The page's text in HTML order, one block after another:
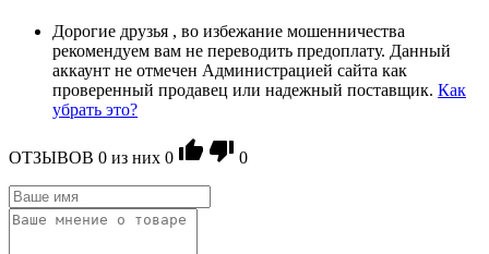
Дорогие друзья , во избежание мошенничества
рекомендуем вам не переводить предоплату. Данный
аккаунт не отмечен Администрацией сайта как
проверенный продавец или надежный поставщик. Как
убрать это?
ОТЗЫВОВ 0 из ниx 0 0